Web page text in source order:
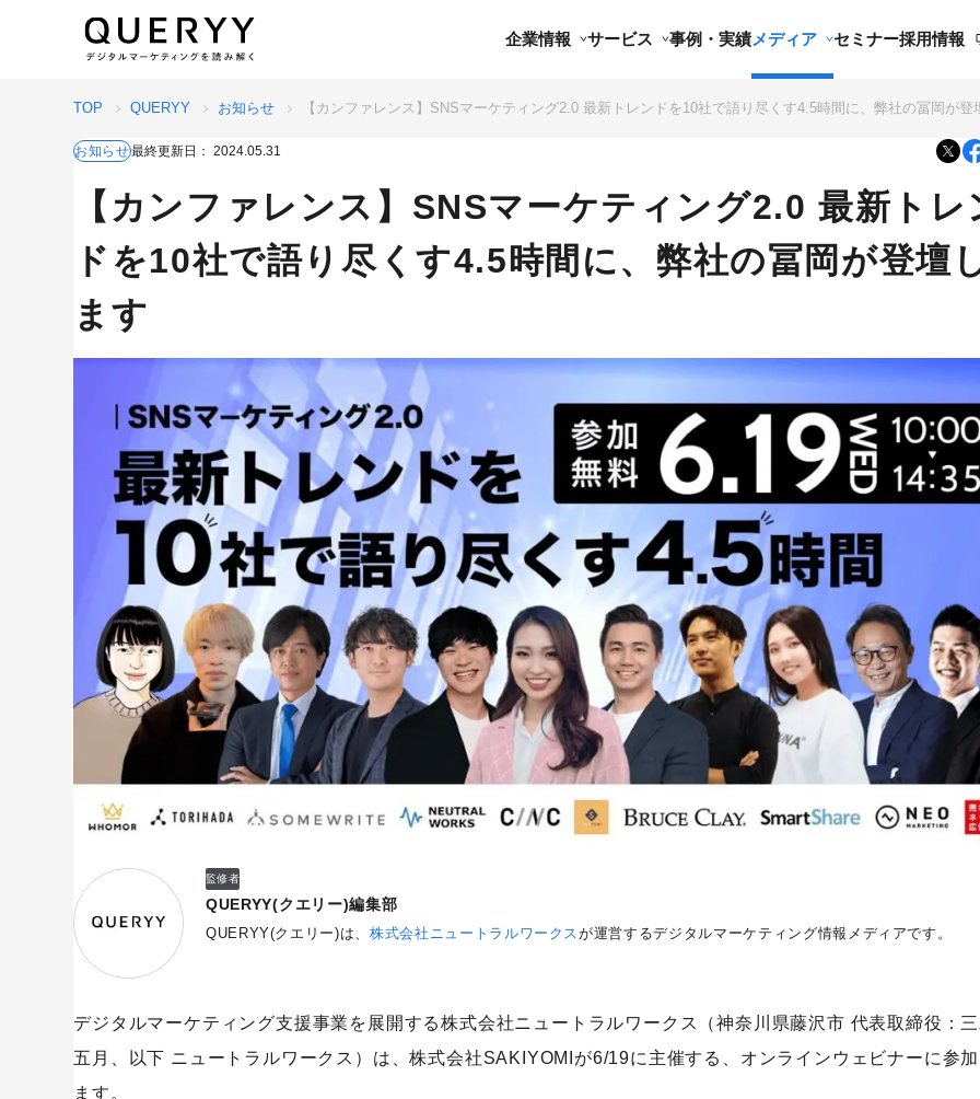
企業情報 サービス 事例・実績メディア セミナー採用情報
TOP QUERYY お知らせ 【カンファレンス】SNSマーケティング2.0 最新トレンドを10社で語り尽くす4.5時間に、弊社の冨岡が登
お知らせ最終更新日： 2024.05.31
【カンファレンス】SNSマーケティング2.0 最新トレ
ドを10社で語り尽くす4.5時間に、弊社の冨岡が登壇
ます
監修者
QUERYY(クエリー)編集部
QUERYY(クエリー)は、株式会社ニュートラルワークスが運営するデジタルマーケティング情報メディアです。
デジタルマーケティング支援事業を展開する株式会社ニュートラルワークス（神奈川県藤沢市 代表取締役：
五月、以下 ニュートラルワークス）は、株式会社SAKIYOMIが6/19に主催する、オンラインウェビナーに参
ます。